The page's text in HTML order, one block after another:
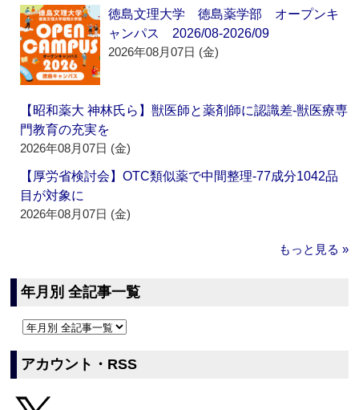
徳島文理大学 徳島薬学部 オープンキ
ャンパス 2026/08-2026/09
2026年08月07日 (金)
【昭和薬大 神林氏ら】獣医師と薬剤師に認識差‐獣医療専
門教育の充実を
2026年08月07日 (金)
【厚労省検討会】OTC類似薬で中間整理‐77成分1042品
目が対象に
2026年08月07日 (金)
もっと見る »
年月別 全記事一覧
アカウント・RSS